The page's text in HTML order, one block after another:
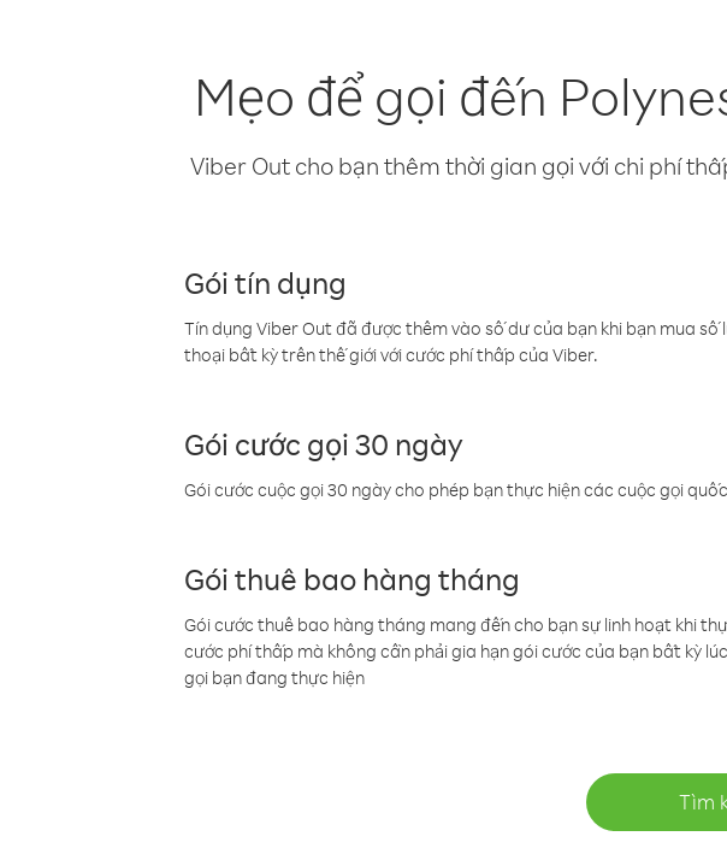
Mẹo để gọi đến
Viber Out cho bạn thêm thời gian gọi với chi phí
Gói tín dụng
Tín dụng Viber Out đã được thêm vào số dư của bạn khi bạn mua
thoại bất kỳ trên thế giới với cước phí thấp của Viber.
Gói cước gọi 30 ngày
Gói cước cuộc gọi 30 ngày cho phép bạn thực hiện các cuộc gọi
Gói thuê bao hàng tháng
Gói cước thuê bao hàng tháng mang đến cho bạn sự linh hoạt khi
cước phí thấp mà không cần phải gia hạn gói cước của bạn bất kỳ
gọi bạn đang thực hiện
Tìm